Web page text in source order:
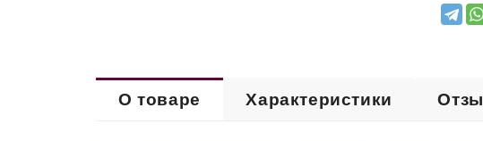
О товаре Характеристики